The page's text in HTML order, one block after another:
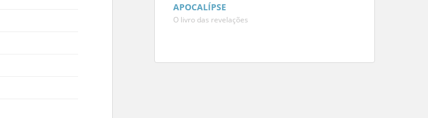
APOCALÍPSE
O livro das revelações